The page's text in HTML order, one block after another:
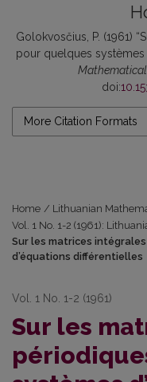
Golokvosčius, P. (1961)
pour quelques systèmes
doi:
More Citation Formats
Home / Lithuanian
Vol. 1 No. 1-2 (1961):
Sur les matrices
d’équations différentielles
Vol. 1 No. 1-2 (1961)
Sur les